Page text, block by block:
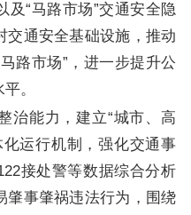
及“马路市场”交通安全隐
交通安全基础设施，推动
路市场”，进一步提升公
。
治能力，建立“城市、高
运行机制，强化交通事
接处警等数据综合分析
肇事肇祸违法行为，围绕